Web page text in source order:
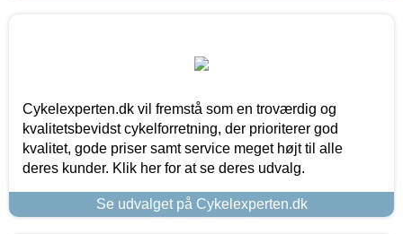
Cykelexperten.dk vil fremstå som en troværdig og
kvalitetsbevidst cykelforretning, der prioriterer god
kvalitet, gode priser samt service meget højt til alle
deres kunder. Klik her for at se deres udvalg.
Se udvalget på Cykelexperten.dk